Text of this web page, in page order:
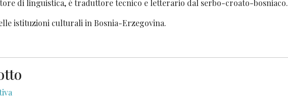
di linguistica, è traduttore tecnico e letterario dal serbo-croato-bosniaco.
istituzioni culturali in Bosnia-Erzegovina.